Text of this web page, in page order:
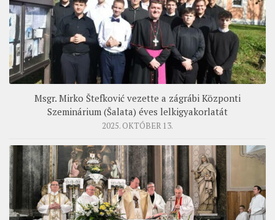
Msgr. Mirko Štefković vezette a zágrábi Központi
Szeminárium (Šalata) éves lelkigyakorlatát
2025. OKTÓBER 13.